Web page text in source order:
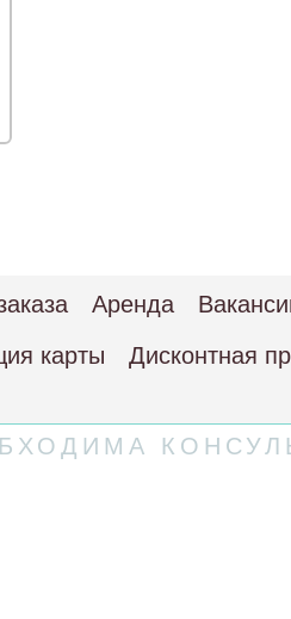
Аренда
карты
Дисконтная